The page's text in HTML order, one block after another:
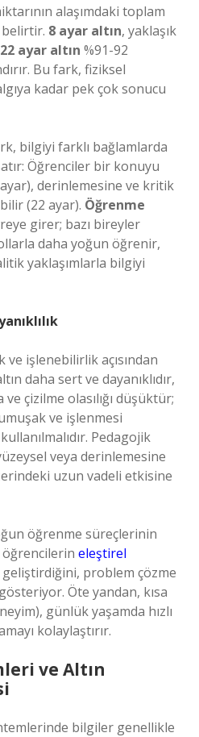
alaşımdaki toplam
belirtir. 8 ayar altın, yaklaşık
22 ayar altın %91-92
Bu fark, fiziksel
kadar pek çok sonucu
bilgiyi farklı bağlamlarda
Öğrenciler bir konuyu
derinlemesine ve kritik
(22 ayar). Öğrenme
girer; bazı bireyler
daha yoğun öğrenir,
yaklaşımlarla bilgiyi
ve işlenebilirlik açısından
daha sert ve dayanıklıdır,
çizilme olasılığı düşüktür;
ve işlenmesi
Pedagojik
veya derinlemesine
uzun vadeli etkisine
öğrenme süreçlerinin
eleştirel
problem çözme
Öte yandan, kısa
günlük yaşamda hızlı
kolaylaştırır.
ve Altın
bilgiler genellikle